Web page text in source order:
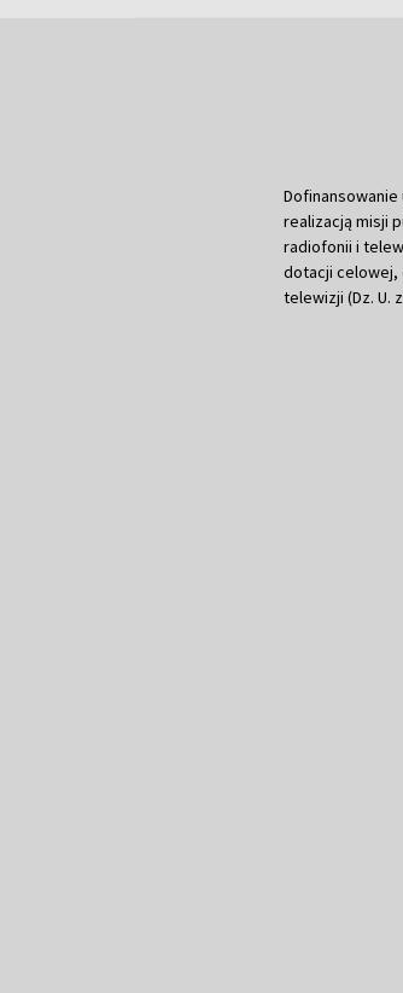
realizacją misji
radiofonii i
dotacji celowej,
telewizji (Dz. U.